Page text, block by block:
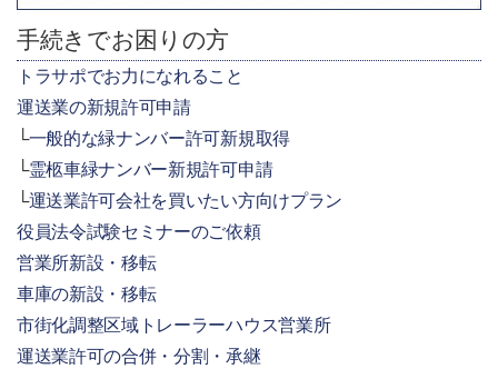
手続きでお困りの方
トラサポでお力になれること
運送業の新規許可申請
一般的な緑ナンバー許可新規取得
霊柩車緑ナンバー新規許可申請
運送業許可会社を買いたい方向けプラン
役員法令試験セミナーのご依頼
営業所新設・移転
車庫の新設・移転
市街化調整区域トレーラーハウス営業所
運送業許可の合併・分割・承継